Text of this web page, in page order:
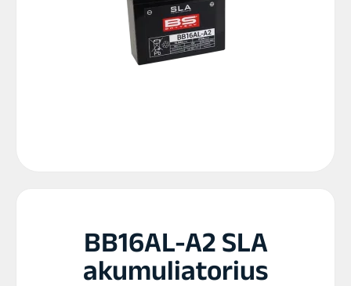
BB16AL-A2 SLA
akumuliatorius